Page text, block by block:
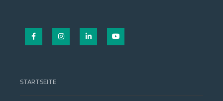
Facebook Instagram LinkedIn
STARTSEITE